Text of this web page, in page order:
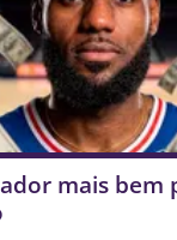
mais bem